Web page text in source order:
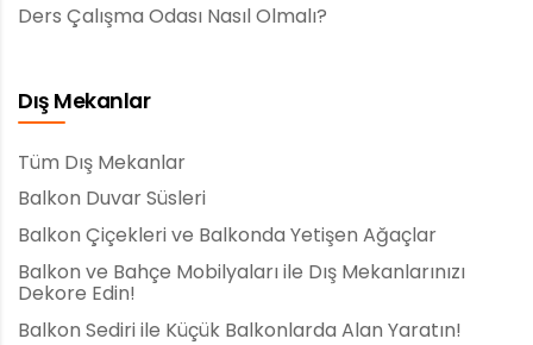
Ders Çalışma Odası Nasıl Olmalı?
Dış Mekanlar
Tüm Dış Mekanlar
Balkon Duvar Süsleri
Balkon Çiçekleri ve Balkonda Yetişen Ağaçlar
Balkon ve Bahçe Mobilyaları ile Dış Mekanlarınızı
Dekore Edin!
Balkon Sediri ile Küçük Balkonlarda Alan Yaratın!